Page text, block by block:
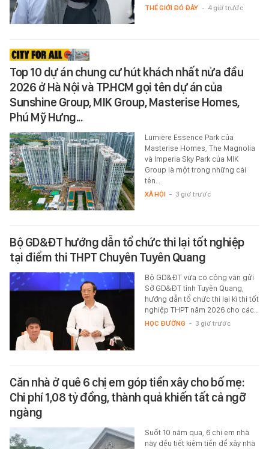
THẾ GIỚI ĐÓ ĐÂY - 4 giờ trước
Top 10 dự án chung cư hút khách nhất nửa đầu
2026 ở Hà Nội và TP.HCM gọi tên dự án của
Sunshine Group, MIK Group, Masterise Homes,
Phú Mỹ Hưng...
Lumière Essence Park của
Masterise Homes, The Magnolia
và Imperia Sky Park của MIK
Group là một trong những cái
tên…
XÃ HỘI - 3 giờ trước
Bộ GD&ĐT hướng dẫn tổ chức thi lại tốt nghiệp
tại điểm thi THPT Chuyên Tuyên Quang
Bộ GD&ĐT vừa có công văn gửi
Sở GD&ĐT tỉnh Tuyên Quang,
hướng dẫn tổ chức thi lại kì thi tốt
nghiệp THPT năm 2026 cho các…
HỌC ĐƯỜNG - 3 giờ trước
Căn nhà ở quê 6 chị em góp tiền xây cho bố mẹ:
Chi phí 1,08 tỷ đồng, thành quả khiến tất cả ngỡ
ngàng
Suốt 10 năm qua, 6 chị em nhà
này đều tiết kiệm tiền để xây nhà